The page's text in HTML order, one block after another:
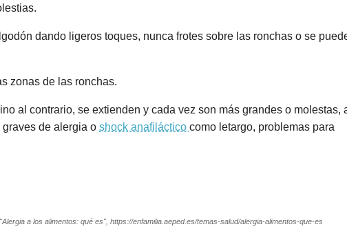
dando ligeros toques, nunca frotes sobre las ronchas o se
zonas de las ronchas.
al contrario, se extienden y cada vez son más grandes o molestas,
de alergia o shock anafiláctico como letargo, problemas para
a los alimentos: qué es", https://enfamilia.aeped.es/temas-salud/alergia-alimentos-que-es